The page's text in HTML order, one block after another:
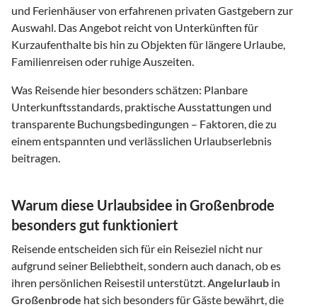
und Ferienhäuser von erfahrenen privaten Gastgebern zur
Auswahl. Das Angebot reicht von Unterkünften für
Kurzaufenthalte bis hin zu Objekten für längere Urlaube,
Familienreisen oder ruhige Auszeiten.
Was Reisende hier besonders schätzen: Planbare
Unterkunftsstandards, praktische Ausstattungen und
transparente Buchungsbedingungen – Faktoren, die zu
einem entspannten und verlässlichen Urlaubserlebnis
beitragen.
Warum diese Urlaubsidee in Großenbrode
besonders gut funktioniert
Reisende entscheiden sich für ein Reiseziel nicht nur
aufgrund seiner Beliebtheit, sondern auch danach, ob es
ihren persönlichen Reisestil unterstützt.Angelurlaub in
Großenbrode hat sich besonders für Gäste bewährt, die